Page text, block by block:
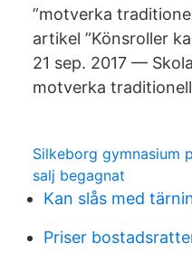
”motverka
artikel ”Könsroller
21 sep. 2017 —
motverka
Silkeborg gymnasium
salj begagnat
Kan slås med
Priser